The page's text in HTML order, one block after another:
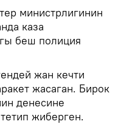
министрлигинин
каза
беш полиция
жан кечти
жасаган. Бирок
денесине
жиберген.